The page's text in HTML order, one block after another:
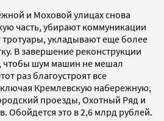
и Моховой улицах снова
часть, убирают коммуникации
укладывают еще более
В завершение реконструкции
чтобы шум машин не мешал
раз благоустроят все
Кремлевскую набережную,
проезды, Охотный Ряд и
Обойдется это в 2,6 млрд рублей.